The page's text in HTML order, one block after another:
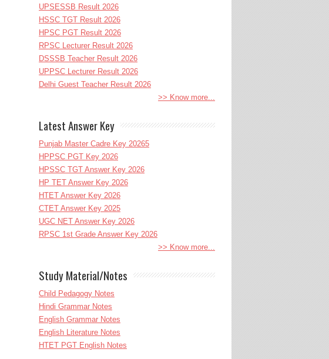
UPSESSB Result 2026
HSSC TGT Result 2026
HPSC PGT Result 2026
RPSC Lecturer Result 2026
DSSSB Teacher Result 2026
UPPSC Lecturer Result 2026
Delhi Guest Teacher Result 2026
>> Know more...
Latest Answer Key
Punjab Master Cadre Key 20265
HPPSC PGT Key 2026
HPSSC TGT Answer Key 2026
HP TET Answer Key 2026
HTET Answer Key 2026
CTET Answer Key 2025
UGC NET Answer Key 2026
RPSC 1st Grade Answer Key 2026
>> Know more...
Study Material/Notes
Child Pedagogy Notes
Hindi Grammar Notes
English Grammar Notes
English Literature Notes
HTET PGT English Notes